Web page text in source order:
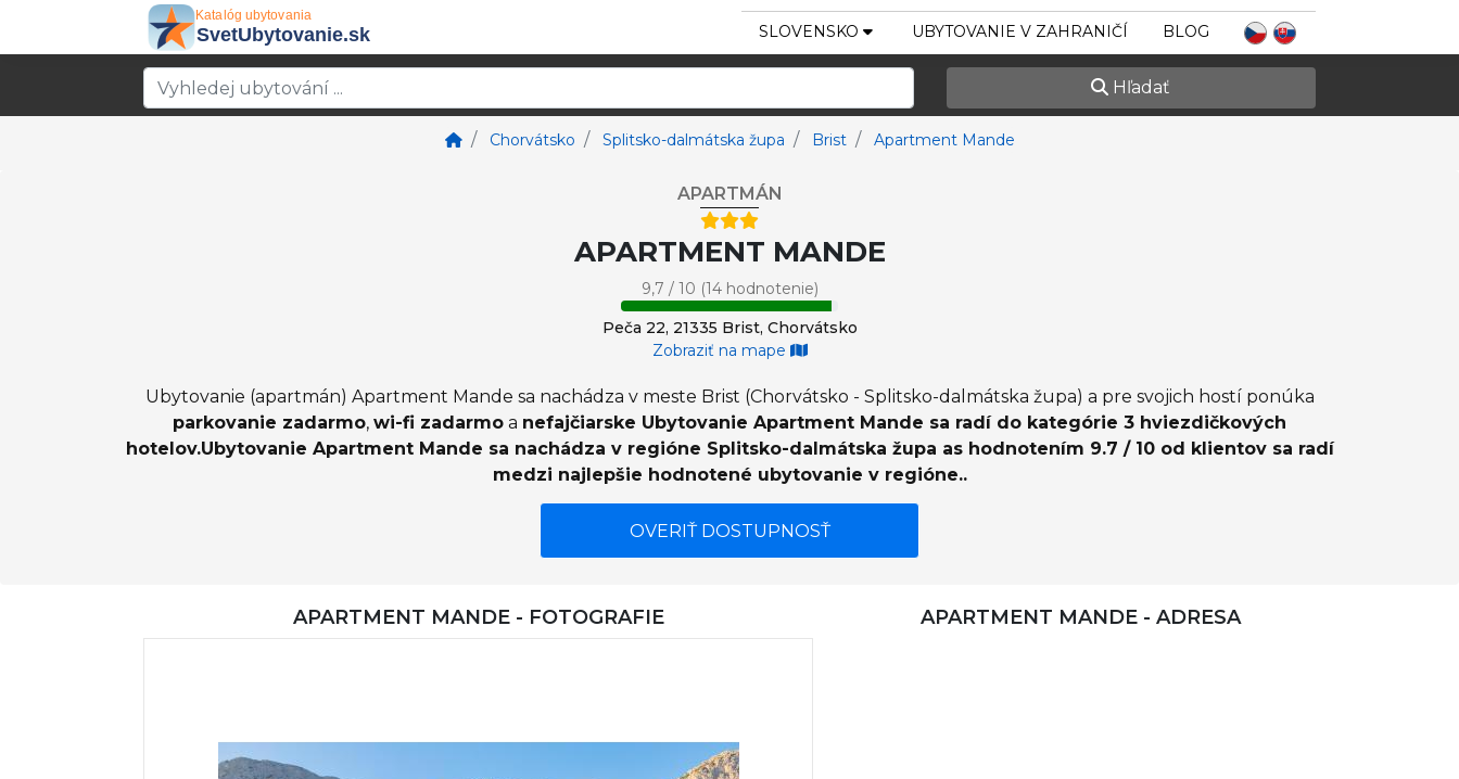
SLOVENSKO UBYTOVANIE V ZAHRANIČÍ BLOG
Hľadať
Chorvátsko Splitsko-dalmátska župa Brist Apartment Mande
APARTMÁN
APARTMENT MANDE
9,7 / 10 (14 hodnotenie)
Peča 22, 21335 Brist, Chorvátsko
Zobraziť na mape
Ubytovanie (apartmán) Apartment Mande sa nachádza v meste Brist (Chorvátsko - Splitsko-dalmátska župa) a pre svojich hostí ponúka
parkovanie zadarmo, wi-fi zadarmo a nefajčiarske Ubytovanie Apartment Mande sa radí do kategórie 3 hviezdičkových
hotelov.Ubytovanie Apartment Mande sa nachádza v regióne Splitsko-dalmátska župa as hodnotením 9.7 / 10 od klientov sa radí
medzi najlepšie hodnotené ubytovanie v regióne..
OVERIŤ DOSTUPNOSŤ
APARTMENT MANDE - FOTOGRAFIE APARTMENT MANDE - ADRESA